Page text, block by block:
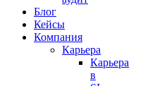
Блог
Кейсы
Компания
Карьера
Карьера
в